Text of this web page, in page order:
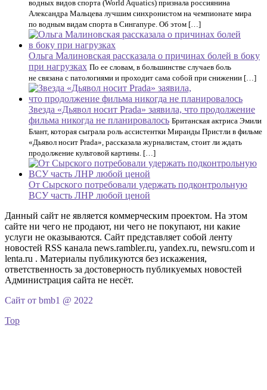
водных видов спорта (World Aquatics) признала россиянина
Александра Мальцева лучшим синхронистом на чемпионате мира
по водным видам спорта в Сингапуре. Об этом […]
Ольга Малиновская рассказала о причинах болей в боку
при нагрузках По ее словам, в большинстве случаев боль
не связана с патологиями и проходит сама собой при снижении […]
Звезда «Дьявол носит Prada» заявила, что продолжение
фильма никогда не планировалось Британская актриса Эмили
Блант, которая сыграла роль ассистентки Миранды Пристли в фильме
«Дьявол носит Prada», рассказала журналистам, стоит ли ждать
продолжение культовой картины. […]
От Сырского потребовали удержать подконтрольную
ВСУ часть ЛНР любой ценой
Данный сайт не является коммерческим проектом. На этом
сайте ни чего не продают, ни чего не покупают, ни какие
услуги не оказываются. Сайт представляет собой ленту
новостей RSS канала news.rambler.ru, yandex.ru, newsru.com и
lenta.ru . Материалы публикуются без искажения,
ответственность за достоверность публикуемых новостей
Администрация сайта не несёт.
Сайт от bmb1 @ 2022
Top